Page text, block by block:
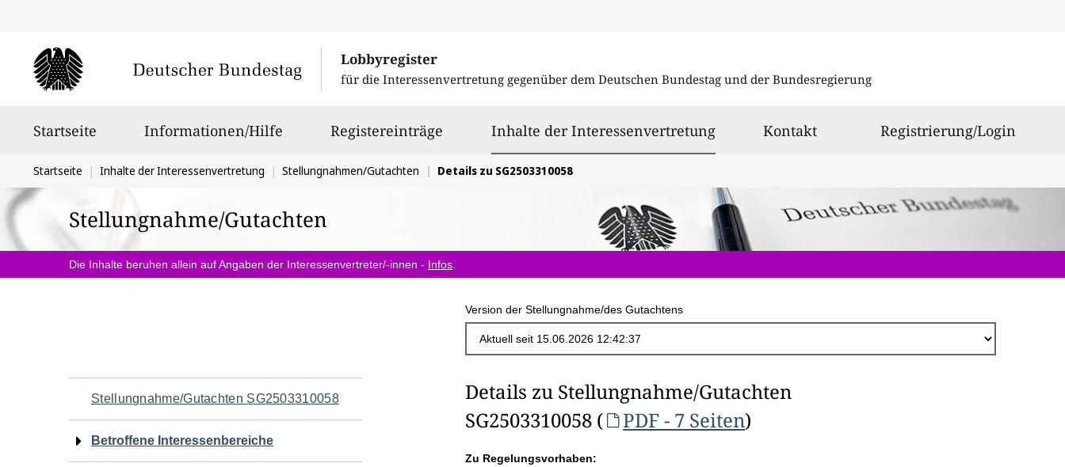
Lobbyregister
für die Interessenvertretung gegenüber dem Deutschen Bundestag und der Bundesregierung
Startseite Informationen/Hilfe Registereinträge Inhalte der Interessenvertretungausgewählt
Kontakt Registrierung/Login
Sie
befinden
sich
hier:
Startseite Inhalte der Interessenvertretung Stellungnahmen/Gutachten Details zu SG2503310058
Stellungnahme/Gutachten
Die Inhalte beruhen allein auf Angaben der Interessenvertreter/-innen - Infos
Version der Stellungnahme/des Gutachtens
Navigation
für
Stellungnahme/Gutachten SG2503310058
Betroffene Interessenbereiche
Details zu Stellungnahme/Gutachten
SG2503310058 (
PDF - 7 Seiten)
Zu Regelungsvorhaben: